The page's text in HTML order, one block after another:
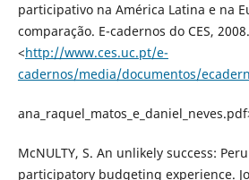
participativo na América Latina e na
comparação. E-cadernos do CES,
<http://www.ces.uc.pt/e-
cadernos/media/documentos/
McNULTY, S. An unlikely success:
participatory budgeting experience.